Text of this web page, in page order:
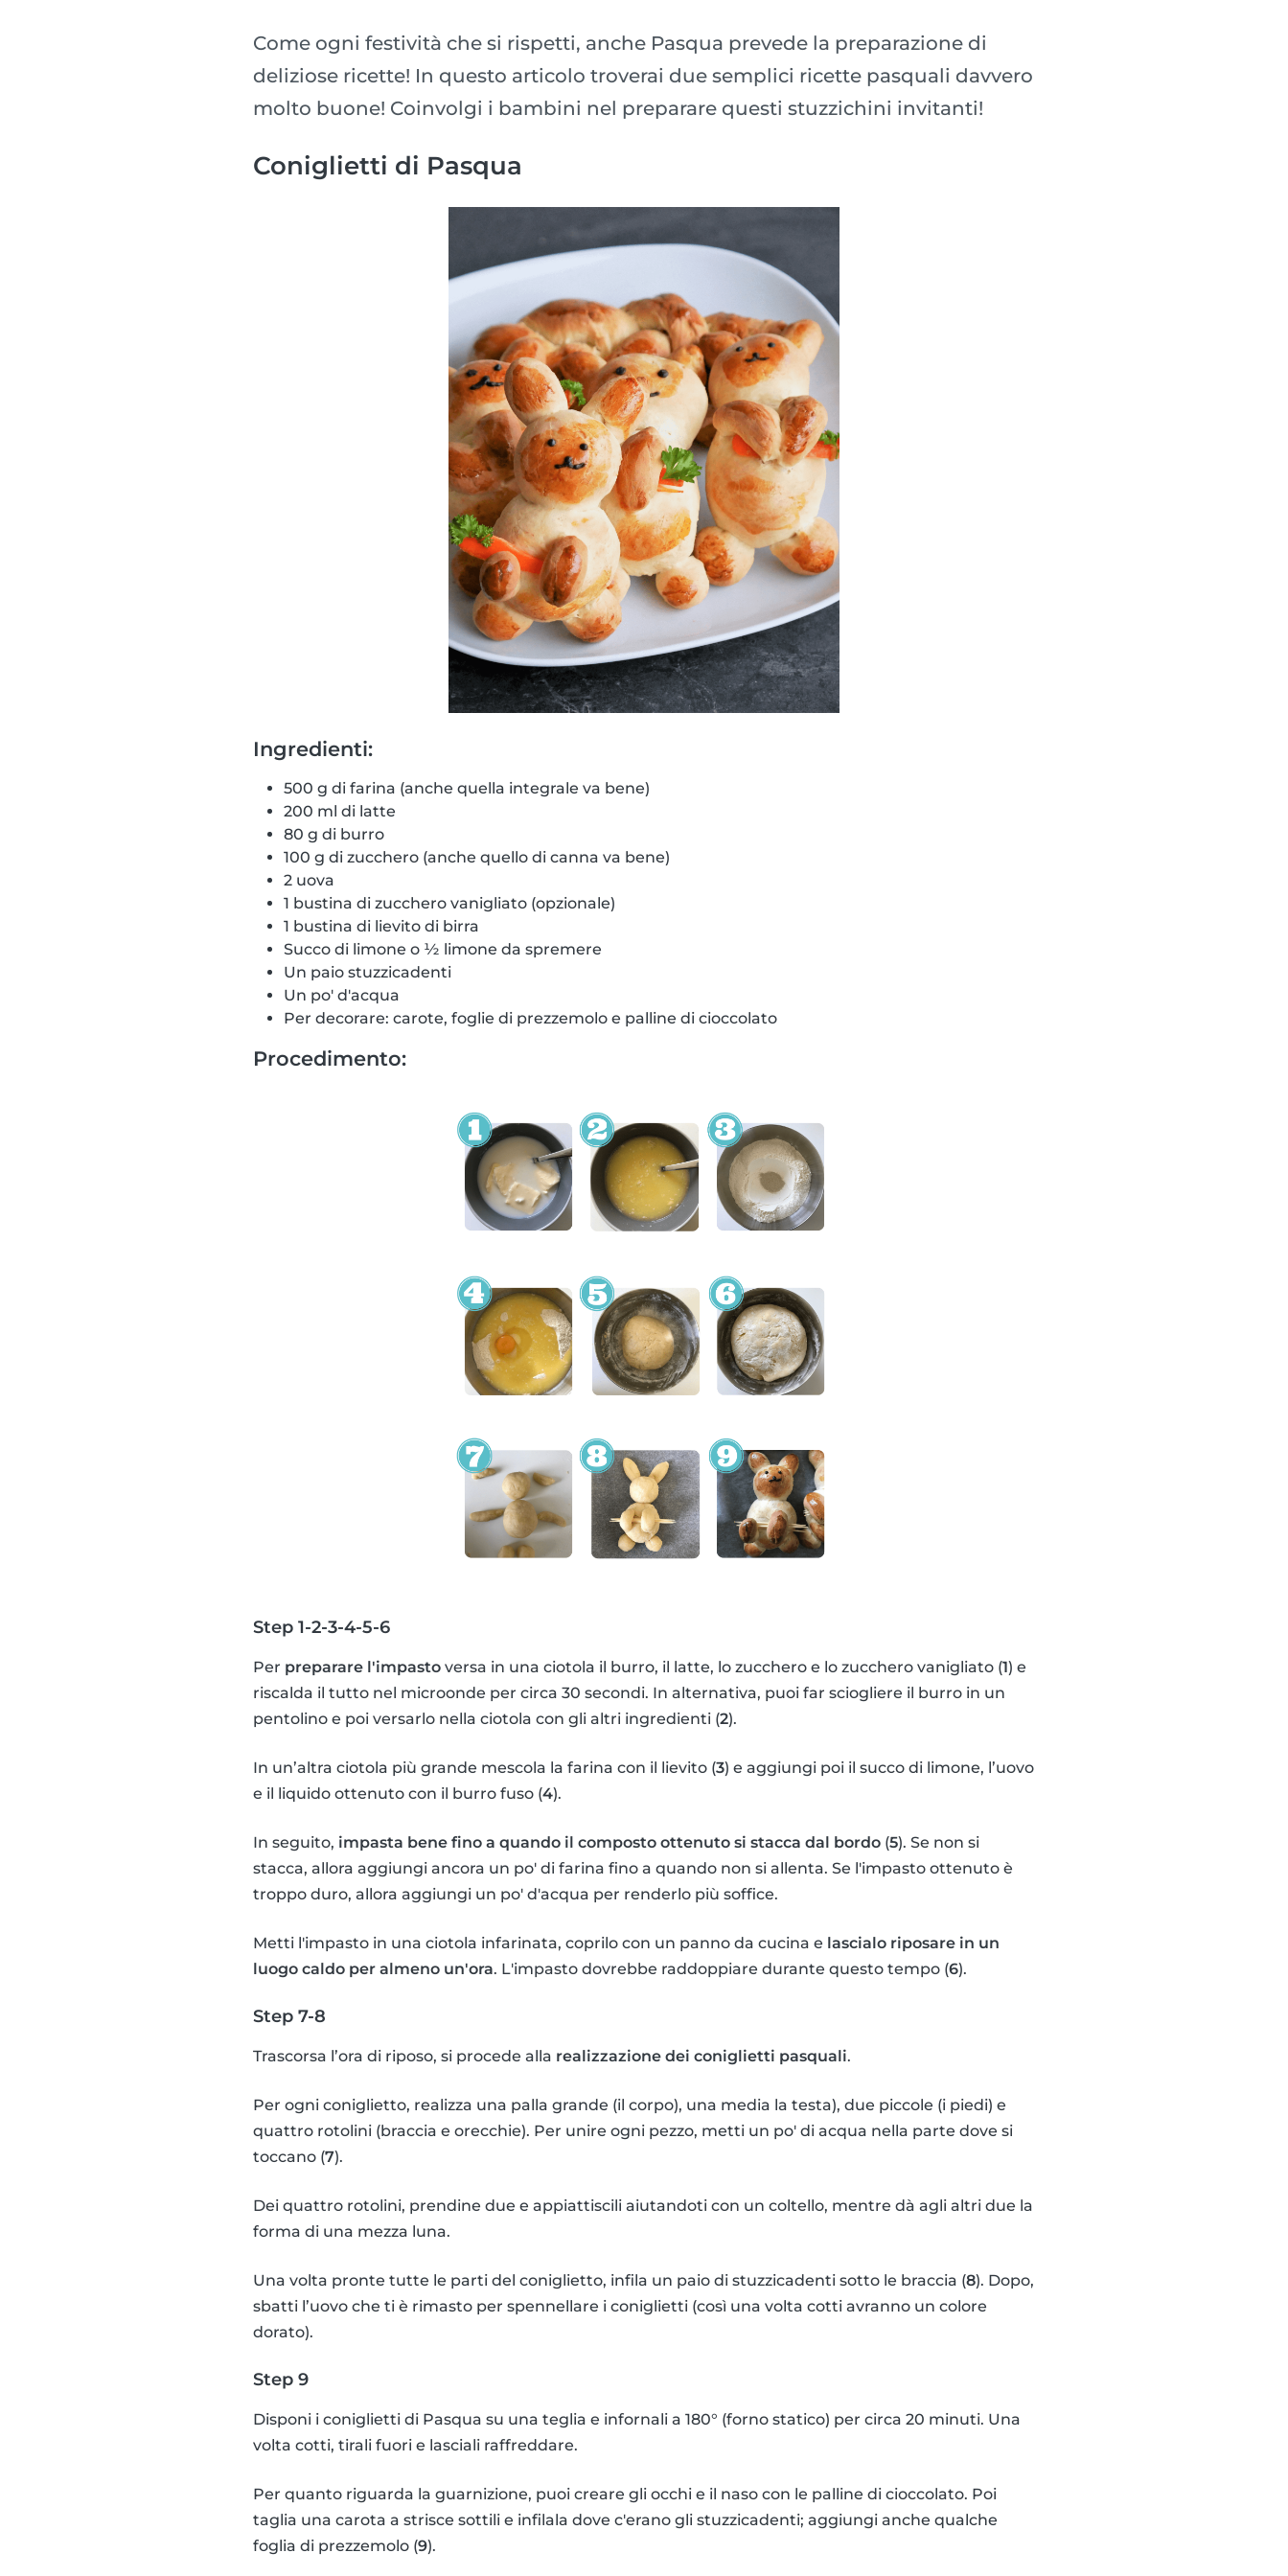
Come ogni festività che si rispetti, anche Pasqua prevede la preparazione di
deliziose ricette! In questo articolo troverai due semplici ricette pasquali davvero
molto buone! Coinvolgi i bambini nel preparare questi stuzzichini invitanti!
Coniglietti di Pasqua
Ingredienti:
500 g di farina (anche quella integrale va bene)
200 ml di latte
80 g di burro
100 g di zucchero (anche quello di canna va bene)
2 uova
1 bustina di zucchero vanigliato (opzionale)
1 bustina di lievito di birra
Succo di limone o ½ limone da spremere
Un paio stuzzicadenti
Un po' d'acqua
Per decorare: carote, foglie di prezzemolo e palline di cioccolato
Procedimento:
Step 1-2-3-4-5-6
Per preparare l'impasto versa in una ciotola il burro, il latte, lo zucchero e lo zucchero vanigliato (1) e
riscalda il tutto nel microonde per circa 30 secondi. In alternativa, puoi far sciogliere il burro in un
pentolino e poi versarlo nella ciotola con gli altri ingredienti (2).
In un’altra ciotola più grande mescola la farina con il lievito (3) e aggiungi poi il succo di limone, l’uovo
e il liquido ottenuto con il burro fuso (4).
In seguito, impasta bene fino a quando il composto ottenuto si stacca dal bordo (5). Se non si
stacca, allora aggiungi ancora un po' di farina fino a quando non si allenta. Se l'impasto ottenuto è
troppo duro, allora aggiungi un po' d'acqua per renderlo più soffice.
Metti l'impasto in una ciotola infarinata, coprilo con un panno da cucina e lascialo riposare in un
luogo caldo per almeno un'ora. L'impasto dovrebbe raddoppiare durante questo tempo (6).
Step 7-8
Trascorsa l’ora di riposo, si procede alla realizzazione dei coniglietti pasquali.
Per ogni coniglietto, realizza una palla grande (il corpo), una media la testa), due piccole (i piedi) e
quattro rotolini (braccia e orecchie). Per unire ogni pezzo, metti un po' di acqua nella parte dove si
toccano (7).
Dei quattro rotolini, prendine due e appiattiscili aiutandoti con un coltello, mentre dà agli altri due la
forma di una mezza luna.
Una volta pronte tutte le parti del coniglietto, infila un paio di stuzzicadenti sotto le braccia (8). Dopo,
sbatti l’uovo che ti è rimasto per spennellare i coniglietti (così una volta cotti avranno un colore
dorato).
Step 9
Disponi i coniglietti di Pasqua su una teglia e infornali a 180° (forno statico) per circa 20 minuti. Una
volta cotti, tirali fuori e lasciali raffreddare.
Per quanto riguarda la guarnizione, puoi creare gli occhi e il naso con le palline di cioccolato. Poi
taglia una carota a strisce sottili e infilala dove c'erano gli stuzzicadenti; aggiungi anche qualche
foglia di prezzemolo (9).